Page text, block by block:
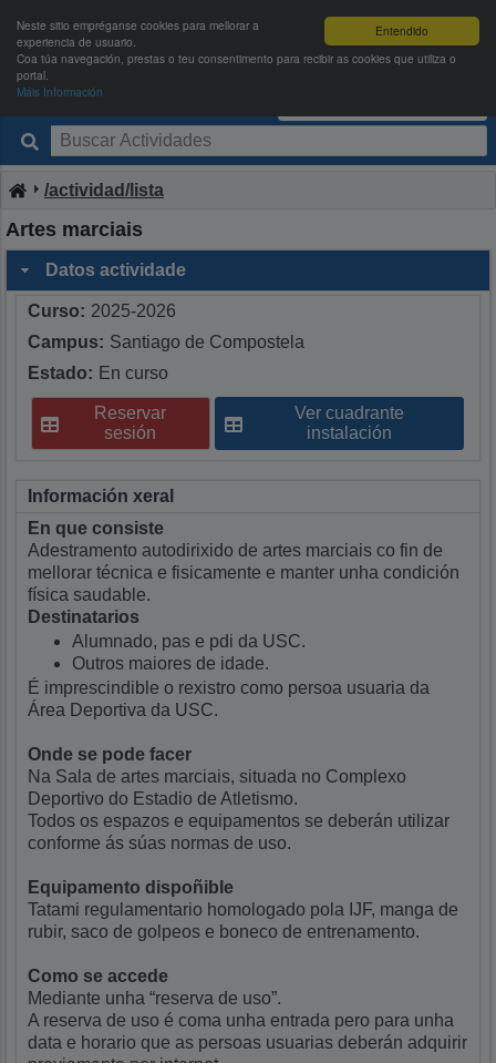
Entendido
Neste sitio empréganse cookies para mellorar a
experiencia de usuario.
Coa túa navegación, prestas o teu consentimento para recibir as cookies que utiliza o
portal.
Máis InformaciónDeportes USC
/actividad/lista
Artes marciais
Datos actividade
Curso: 2025-2026
Campus: Santiago de Compostela
Estado: En curso
Reservar
sesión
Ver cuadrante
instalación
Información xeral
En que consiste
Adestramento autodirixido de artes marciais co fin de
mellorar técnica e fisicamente e manter unha condición
física saudable.
Destinatarios
Alumnado, pas e pdi da USC.
Outros maiores de idade.
É imprescindible o rexistro como persoa usuaria da
Área Deportiva da USC.
Onde se pode facer
Na Sala de artes marciais, situada no Complexo
Deportivo do Estadio de Atletismo.
Todos os espazos e equipamentos se deberán utilizar
conforme ás súas normas de uso.
Equipamento dispoñible
Tatami regulamentario homologado pola IJF, manga de
rubir, saco de golpeos e boneco de entrenamento.
Como se accede
Mediante unha “reserva de uso”.
A reserva de uso é coma unha entrada pero para unha
data e horario que as persoas usuarias deberán adquirir